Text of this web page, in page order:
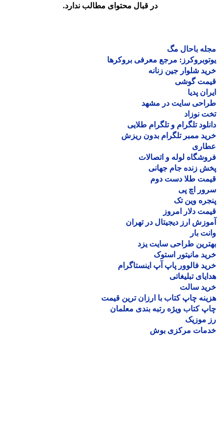
در قبال محتوای مطالب ندارد.
باحال مگ
مرجع معرفی بروکرها
شلوار جین زنانه
گوشی
پدیا
سایت در مشهد
نوزاد
تلگرام و تلگرام طلایی
ممبر تلگرام بدون ریزش
لوله و اتصالات
زنده جام جهانی
طلا دست دوم
اچ پی
وین تک
دلار امروز
ارز دیجیتال در تهران
بار
طراحی سایت یزد
مانیتور استوک
فالوور پاپ آپ اینستاگرام
تبلیغاتی
سالت
چاپ کتاب با ارزان ترین قیمت
کتاب ویژه رتبه بندی معلمان
موزیک
مرکزی بوش